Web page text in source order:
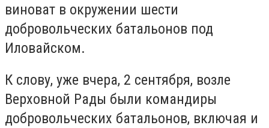
виноват в окружении шести
добровольческих батальонов под
Иловайском.
К слову, уже вчера, 2 сентября, возле
Верховной Рады были командиры
добровольческих батальонов, включая и